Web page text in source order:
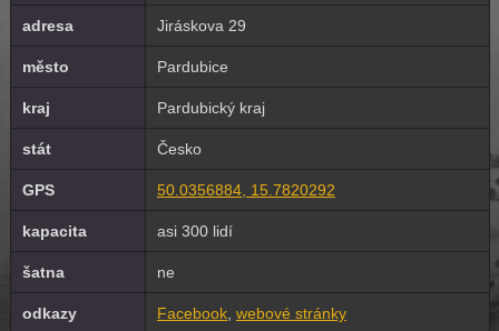
adresa Jiráskova 29
město Pardubice
kraj Pardubický kraj
stát Česko
GPS 50.0356884, 15.7820292
kapacita asi 300 lidí
šatna ne
odkazy Facebook, webové stránky